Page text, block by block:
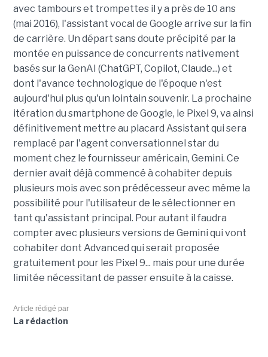
avec tambours et trompettes il y a près de 10 ans
(mai 2016), l'assistant vocal de Google arrive sur la fin
de carrière. Un départ sans doute précipité par la
montée en puissance de concurrents nativement
basés sur la GenAI (ChatGPT, Copilot, Claude...) et
dont l'avance technologique de l'époque n'est
aujourd'hui plus qu'un lointain souvenir. La prochaine
itération du smartphone de Google, le Pixel 9, va ainsi
définitivement mettre au placard Assistant qui sera
remplacé par l'agent conversationnel star du
moment chez le fournisseur américain, Gemini. Ce
dernier avait déjà commencé à cohabiter depuis
plusieurs mois avec son prédécesseur avec même la
possibilité pour l'utilisateur de le sélectionner en
tant qu'assistant principal. Pour autant il faudra
compter avec plusieurs versions de Gemini qui vont
cohabiter dont Advanced qui serait proposée
gratuitement pour les Pixel 9... mais pour une durée
limitée nécessitant de passer ensuite à la caisse.
Article rédigé par
La rédaction